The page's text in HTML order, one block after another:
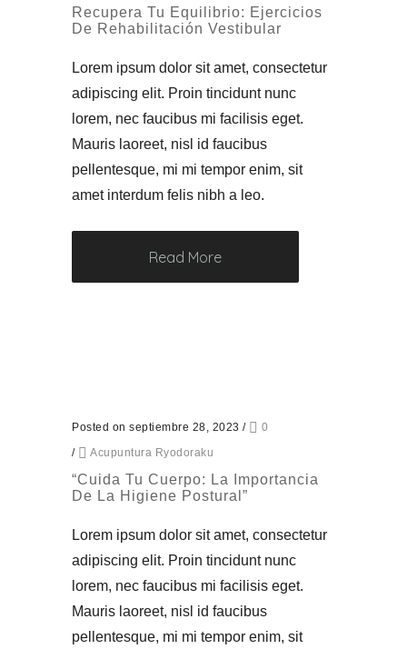
Recupera Tu Equilibrio: Ejercicios
De Rehabilitación Vestibular
Lorem ipsum dolor sit amet, consectetur
adipiscing elit. Proin tincidunt nunc
lorem, nec faucibus mi facilisis eget.
Mauris laoreet, nisl id faucibus
pellentesque, mi mi tempor enim, sit
amet interdum felis nibh a leo.
Read More
Posted on septiembre 28, 2023 /
0
/
Acupuntura Ryodoraku
“Cuida Tu Cuerpo: La Importancia
De La Higiene Postural”
Lorem ipsum dolor sit amet, consectetur
adipiscing elit. Proin tincidunt nunc
lorem, nec faucibus mi facilisis eget.
Mauris laoreet, nisl id faucibus
pellentesque, mi mi tempor enim, sit